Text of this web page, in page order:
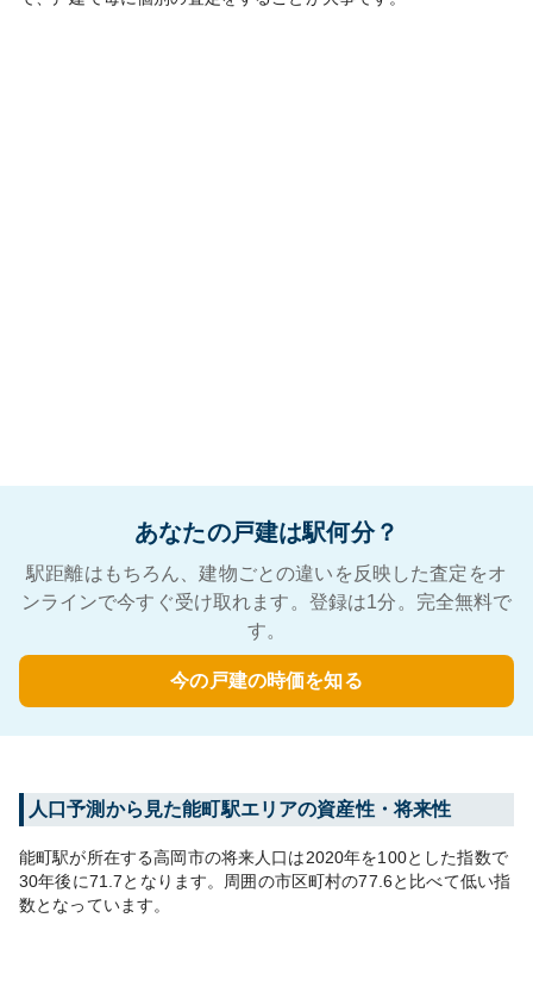
あなたの戸建は駅何分？
駅距離はもちろん、建物ごとの違いを反映した査定をオ
ンラインで今すぐ受け取れます。登録は1分。完全無料で
す。
今の戸建の時価を知る
人口予測から見た能町駅エリアの資産性・将来性
能町駅が所在する高岡市の将来人口は2020年を100とした指数で
30年後に71.7となります。 周囲の市区町村の77.6と比べて低い指
数となっています。